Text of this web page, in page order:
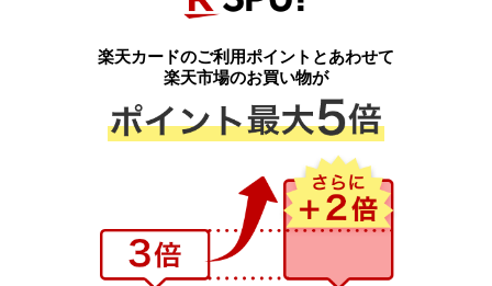
楽天カードのご利用ポイントとあわせて
楽天市場のお買い物が